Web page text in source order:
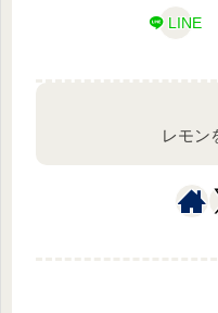
LINE
レモン